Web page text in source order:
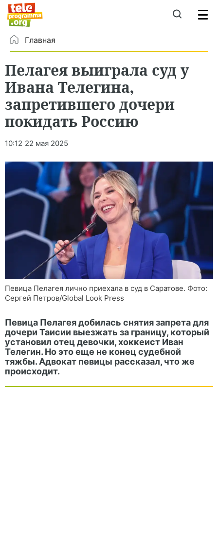
Главная
Пелагея выиграла суд у
Ивана Телегина,
запретившего дочери
покидать Россию
10:12 22 мая 2025
Певица Пелагея лично приехала в суд в Саратове. Фото:
Сергей Петров/Global Look Press
Певица Пелагея добилась снятия запрета для
дочери Таисии выезжать за границу, который
установил отец девочки, хоккеист Иван
Телегин. Но это еще не конец судебной
тяжбы. Адвокат певицы рассказал, что же
происходит.